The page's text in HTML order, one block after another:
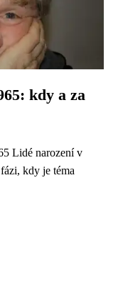
kdy a za
Lidé narození v
kdy je téma